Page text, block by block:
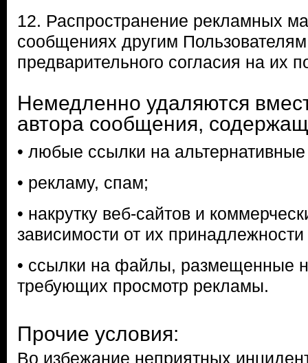
12. Распространение рекламных
сообщениях другим
предварительного согласия на их
Немедленно удаляются
автора сообщения,
• любые ссылки на
• рекламу, спам;
• накрутку веб-сайтов и
зависимости от их принадлежности
• ссылки на файлы, размещенные
требующих просмотр рекламы.
Прочие условия:
Во избежание неприятных